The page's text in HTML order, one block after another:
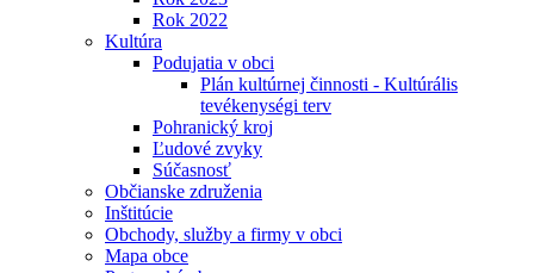
Rok 2022
Kultúra
Podujatia v obci
Plán kultúrnej činnosti - Kultúrális
tevékenységi terv
Pohranický kroj
Ľudové zvyky
Súčasnosť
Občianske združenia
Inštitúcie
Obchody, služby a firmy v obci
Mapa obce